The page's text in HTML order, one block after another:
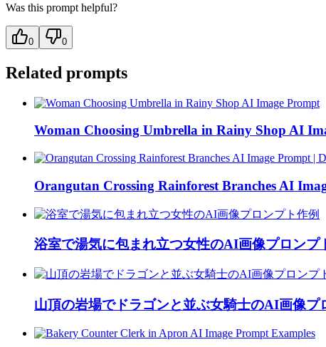
Was this prompt helpful?
0 0
Related prompts
Woman Choosing Umbrella in Rainy Shop AI
Orangutan Crossing Rainforest Branches AI
浴室で湯気に包まれ立つ女性のAI画像プロンプ
山頂の岩場でドラゴンと並ぶ女騎士のAI画像プ